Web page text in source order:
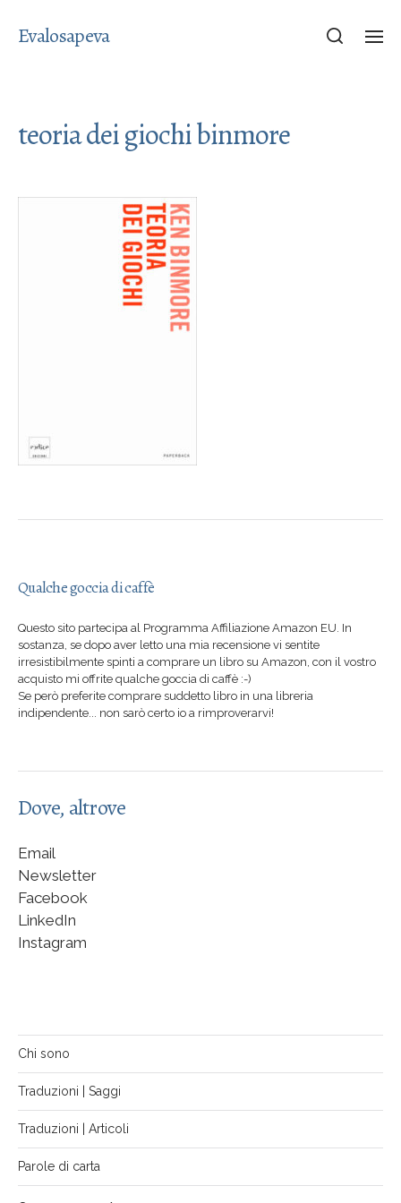
Evalosapeva
teoria dei giochi binmore
Qualche goccia di caffè
Questo sito partecipa al Programma Affiliazione Amazon EU. In
sostanza, se dopo aver letto una mia recensione vi sentite
irresistibilmente spinti a comprare un libro su Amazon, con il vostro
acquisto mi offrite qualche goccia di caffè :-)
Se però preferite comprare suddetto libro in una libreria
indipendente... non sarò certo io a rimproverarvi!
Dove, altrove
Email
Newsletter
Facebook
LinkedIn
Instagram
Chi sono
Traduzioni | Saggi
Traduzioni | Articoli
Parole di carta